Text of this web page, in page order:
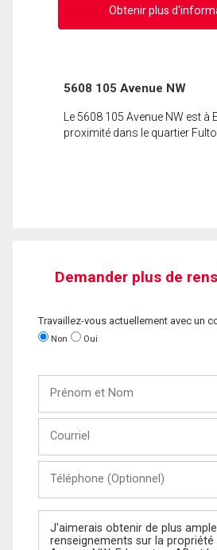
Obtenir plus
5608 105 Avenue NW
Le 5608 105 Avenue NW est à
proximité dans le quartier
Demander plus de
Travaillez-vous actuellement avec un
Non Oui
Nom
(Optionnel)
Message